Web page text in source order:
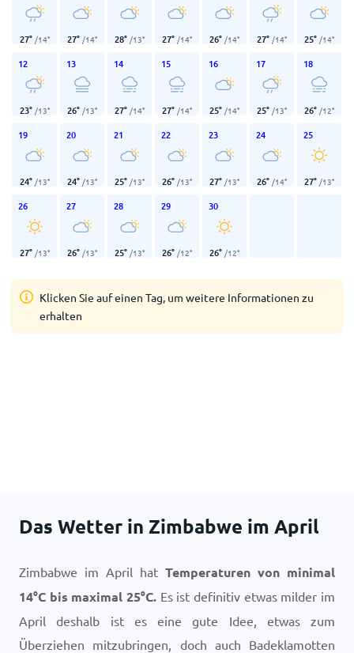
27° /14° 27° /14° 28° /13° 27° /14° 26° /14° 27° /14° 25° /14°
12
23° /13°
13
26° /13°
14
27° /14°
15
27° /14°
16
25° /14°
17
25° /13°
18
26° /12°
19
24° /13°
20
24° /13°
21
25° /13°
22
26° /13°
23
27° /13°
24
26° /14°
25
27° /13°
26
27° /13°
27
26° /13°
28
25° /13°
29
26° /12°
30
26° /12°
Klicken Sie auf einen Tag, um weitere Informationen zu
erhalten
Das Wetter in Zimbabwe im April
Zimbabwe im April hat Temperaturen von minimal
14°C bis maximal 25°C. Es ist definitiv etwas milder im
April deshalb ist es eine gute Idee, etwas zum
Überziehen mitzubringen, doch auch Badeklamotten